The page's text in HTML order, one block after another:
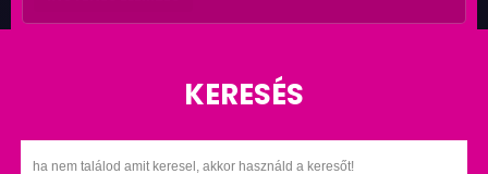
KERESÉS